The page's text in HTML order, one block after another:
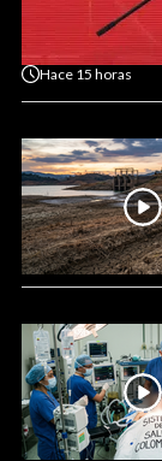
Hace 15 horas